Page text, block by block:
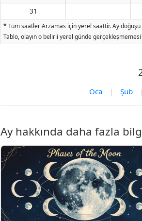
31
* Tüm saatler Arzamas için yerel saattir. Ay
Tablo, olayın o belirli yerel günde
Oca | Şub |
Ay hakkında daha fazla